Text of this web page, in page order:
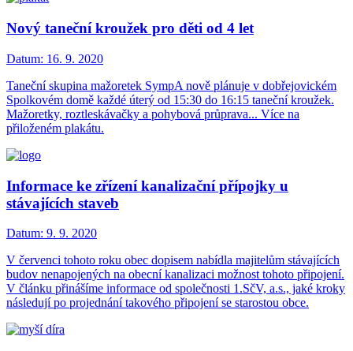
Nový taneční kroužek pro děti od 4 let
Datum: 16. 9. 2020
Taneční skupina mažoretek SympA nově plánuje v dobřejovickém
Spolkovém domě každé úterý od 15:30 do 16:15 taneční kroužek.
Mažoretky, roztleskávačky a pohybová průprava... Více na
přiloženém plakátu.
Informace ke zřízení kanalizační přípojky u
stávajících staveb
Datum: 9. 9. 2020
V červenci tohoto roku obec dopisem nabídla majitelům stávajících
budov nenapojených na obecní kanalizaci možnost tohoto připojení.
V článku přinášíme informace od společnosti 1.SčV, a.s., jaké kroky
následují po projednání takového připojení se starostou obce.